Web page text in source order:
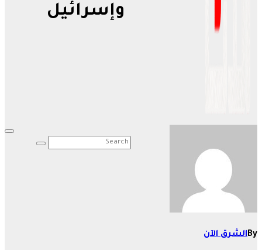
وإسرائيل
Byالشرق الآن